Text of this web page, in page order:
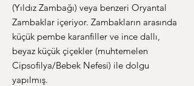
(Yıldız Zambağı) veya benzeri Oryantal
Zambaklar içeriyor. Zambakların arasında
küçük pembe karanfiller ve ince dallı,
beyaz küçük çiçekler (muhtemelen
Cipsofilya/Bebek Nefesi) ile dolgu
yapılmış.